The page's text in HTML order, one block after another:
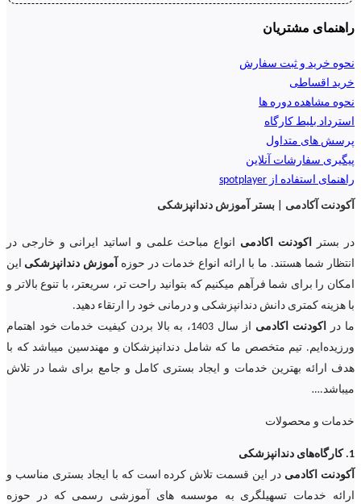
راهنمای مشتریان
نحوه خرید و ثبت سفارش
خرید اقساطی
نحوه مشاهده دوره ها
استرداد بلیط کارگاه
پرسش های متداول
پیگیری سفارشات آنلاین
راهنمای استفاده از spotplayer
آکودنت آکادمی | بستر آموزش دندانپزشکی
در بستر اکودنت اکادمی انواع مباحث علمی و اساتید ایرانی و خارجی در
انتظار شما هستند. ما با ارائه انواع خدمات در حوزه آموزش دندانپزشکی این
امکان را برای شما فرآهم میکنیم که بتوانید راحت تر، سریعتر، با تنوع بالاتر و
با هزینه کمتری دانش دندانپزشکی و درمانی خود را ارتقاء دهید.
ما در اکودنت اکادمی
از سال 1403، به بالا بردن کیفیت خدمات خود اهتمام
ورزیده‌‌ایم. تیم متخصص ما که شامل دندانپزشکان و مهندسین میباشد که با
هدف ارائه بهترین خدمات و ایجاد بستری کامل و جامع برای شما در تلاش
میباشد.…
خدمات و محصولات
1. کارگاه‌های دندانپزشکی
آکودنت اکادمی در این قسمت تلاش کرده است که با ایجاد بستری مناسب و
ارائه خدمات تسهیلگری به موسسه های آموزشی رسمی که در حوزه